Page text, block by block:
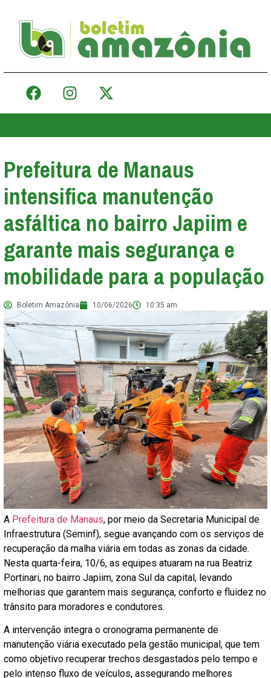
Prefeitura de Manaus
intensifica manutenção
asfáltica no bairro Japiim e
garante mais segurança e
mobilidade para a população
Boletim Amazônia 10/06/2026 10:35 am
A Prefeitura de Manaus, por meio da Secretaria Municipal de
Infraestrutura (Seminf), segue avançando com os serviços de
recuperação da malha viária em todas as zonas da cidade.
Nesta quarta-feira, 10/6, as equipes atuaram na rua Beatriz
Portinari, no bairro Japiim, zona Sul da capital, levando
melhorias que garantem mais segurança, conforto e fluidez no
trânsito para moradores e condutores.
A intervenção integra o cronograma permanente de
manutenção viária executado pela gestão municipal, que tem
como objetivo recuperar trechos desgastados pelo tempo e
pelo intenso fluxo de veículos, assegurando melhores